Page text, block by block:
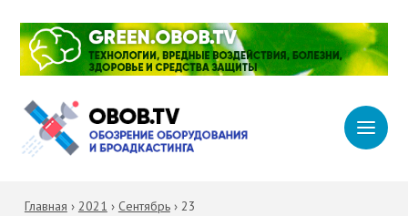
Главная › 2021 › Сентябрь› 23